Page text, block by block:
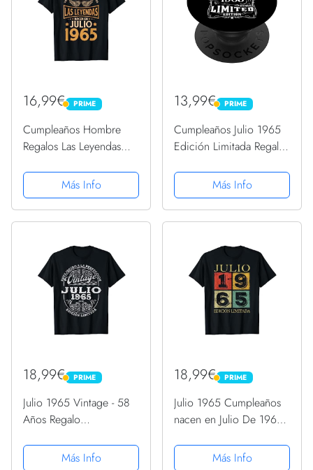
16,99€ PRIME
PRIME
Cumpleaños Hombre
Regalos Las Leyendas
Más Info
13,99€ PRIME
PRIME
Cumpleaños Julio 1965
Edición Limitada Regalo
PopGrip Intercambiable
Más Info
18,99€ PRIME
PRIME
Julio 1965 Vintage - 58
Años Regalo
CamisetaMás Info
18,99€ PRIME
PRIME
Julio 1965 Cumpleaños
nacen en Julio De 1965
Más Info